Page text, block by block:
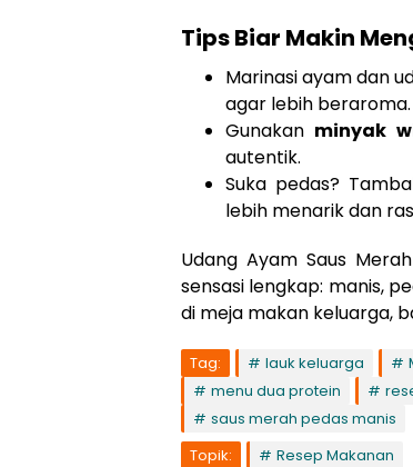
Tips Biar Makin
Marinasi ayam dan
agar lebih beraroma.
Gunakan minyak
autentik.
Suka pedas?
lebih menarik dan
Udang Ayam Saus
sensasi lengkap: manis,
di meja makan keluarga,
Tag: lauk keluarga
menu dua protein
saus merah pedas manis
Topik:
Resep Makanan